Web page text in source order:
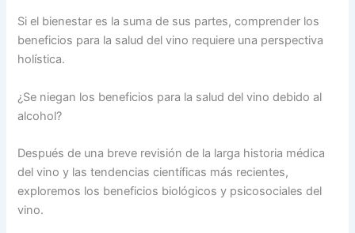
Si el bienestar es la suma de sus partes, comprender los
beneficios para la salud del vino requiere una perspectiva
holística.
¿Se niegan los beneficios para la salud del vino debido al
alcohol?
Después de una breve revisión de la larga historia médica
del vino y las tendencias científicas más recientes,
exploremos los beneficios biológicos y psicosociales del
vino.